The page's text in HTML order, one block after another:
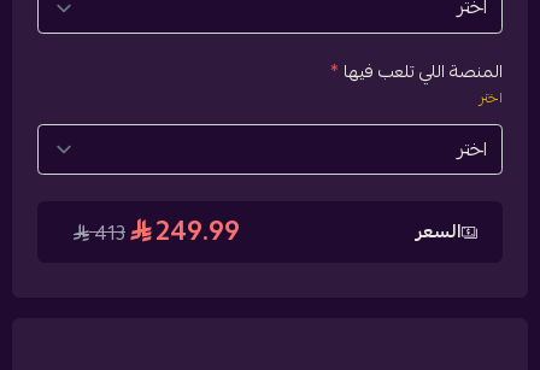
المنصة اللي تلعب فيها *
اختر
السعر 249.99
413